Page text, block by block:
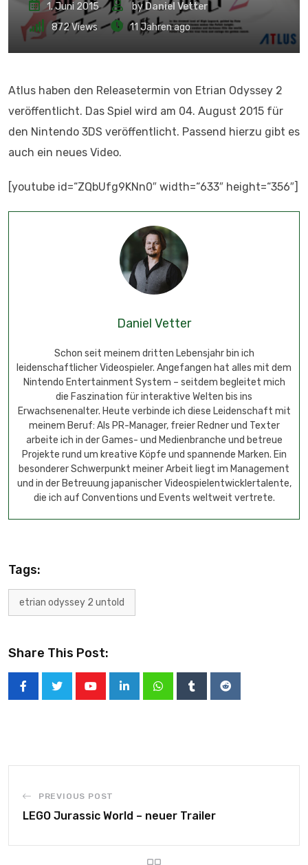
1. Juni 2015 byDaniel Vetter
872Views 11 Jahren ago
Atlus haben den Releasetermin von Etrian Odyssey 2
veröffentlicht. Das Spiel wird am 04. August 2015 für
den Nintendo 3DS veröffentlicht. Passend hierzu gibt es
auch ein neues Video.
[youtube id=“ZQbUfg9KNn0″ width=“633″ height=“356″]
Daniel Vetter
Schon seit meinem dritten Lebensjahr bin ich
leidenschaftlicher Videospieler. Angefangen hat alles mit dem
Nintendo Entertainment System – seitdem begleitet mich
die Faszination für interaktive Welten bis ins
Erwachsenenalter. Heute verbinde ich diese Leidenschaft mit
meinem Beruf: Als PR-Manager, freier Redner und Texter
arbeite ich in der Games- und Medienbranche und betreue
Projekte rund um kreative Köpfe und spannende Marken. Ein
besonderer Schwerpunkt meiner Arbeit liegt im Management
und in der Betreuung japanischer Videospielentwicklertalente,
die ich auf Conventions und Events weltweit vertrete.
Tags:
etrian odyssey 2 untold
Share This Post:
PREVIOUS POST
LEGO Jurassic World – neuer Trailer